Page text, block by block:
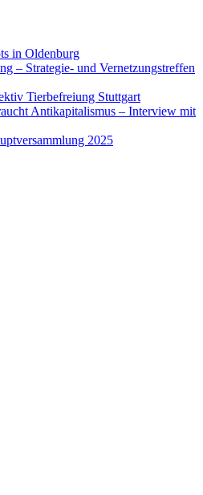
in Oldenburg
– Strategie- und Vernetzungstreffen
Tierbefreiung Stuttgart
Antikapitalismus – Interview mit
2025